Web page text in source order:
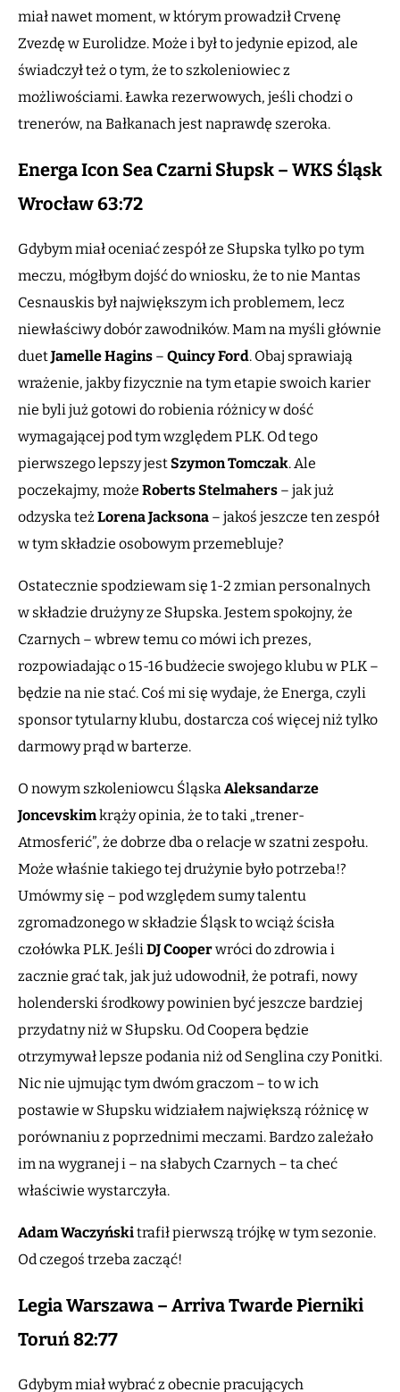
miał nawet moment, w którym prowadził Crvenę
Zvezdę w Eurolidze. Może i był to jedynie epizod, ale
świadczył też o tym, że to szkoleniowiec z
możliwościami. Ławka rezerwowych, jeśli chodzi o
trenerów, na Bałkanach jest naprawdę szeroka.
Energa Icon Sea Czarni Słupsk – WKS Śląsk
Wrocław 63:72
Gdybym miał oceniać zespół ze Słupska tylko po tym
meczu, mógłbym dojść do wniosku, że to nie Mantas
Cesnauskis był największym ich problemem, lecz
niewłaściwy dobór zawodników. Mam na myśli głównie
duetJamelle Hagins – Quincy Ford. Obaj sprawiają
wrażenie, jakby fizycznie na tym etapie swoich karier
nie byli już gotowi do robienia różnicy w dość
wymagającej pod tym względem PLK. Od tego
pierwszego lepszy jest Szymon Tomczak. Ale
poczekajmy, może Roberts Stelmahers – jak już
odzyska też Lorena Jacksona – jakoś jeszcze ten zespół
w tym składzie osobowym przemebluje?
Ostatecznie spodziewam się 1-2 zmian personalnych
w składzie drużyny ze Słupska. Jestem spokojny, że
Czarnych – wbrew temu co mówi ich prezes,
rozpowiadając o 15-16 budżecie swojego klubu w PLK –
będzie na nie stać. Coś mi się wydaje, że Energa, czyli
sponsor tytularny klubu, dostarcza coś więcej niż tylko
darmowy prąd w barterze.
O nowym szkoleniowcu ŚląskaAleksandarze
Joncevskimkrąży opinia, że to taki „trener-
Atmosferić”, że dobrze dba o relacje w szatni zespołu.
Może właśnie takiego tej drużynie było potrzeba!?
Umówmy się – pod względem sumy talentu
zgromadzonego w składzie Śląsk to wciąż ścisła
czołówka PLK. JeśliDJ Cooperwróci do zdrowia i
zacznie grać tak, jak już udowodnił, że potrafi, nowy
holenderski środkowy powinien być jeszcze bardziej
przydatny niż w Słupsku. Od Coopera będzie
otrzymywał lepsze podania niż od Senglina czy Ponitki.
Nic nie ujmując tym dwóm graczom – to w ich
postawie w Słupsku widziałem największą różnicę w
porównaniu z poprzednimi meczami. Bardzo zależało
im na wygranej i – na słabych Czarnych – ta cheć
właściwie wystarczyła.
Adam Waczyńskitrafił pierwszą trójkę w tym sezonie.
Od czegoś trzeba zacząć!
Legia Warszawa – Arriva Twarde Pierniki
Toruń 82:77
Gdybym miał wybrać z obecnie pracujących